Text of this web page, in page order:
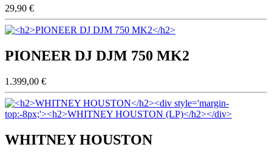
29,90 €
PIONEER DJ DJM 750 MK2
1.399,00 €
WHITNEY HOUSTON